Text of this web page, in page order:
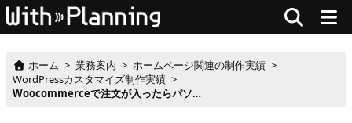
ホーム > 業務案内 > ホームページ関連の制作実績 >
WordPressカスタマイズ制作実績 >
Woocommerceで注文が入ったらパソコンやスマホにリアルタイムで表示させる